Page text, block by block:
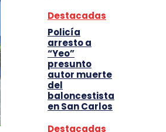
Destacadas
Policía
arresto a
“Yeo”
presunto
autor muerte
del
baloncestista
en San Carlos
Destacadas